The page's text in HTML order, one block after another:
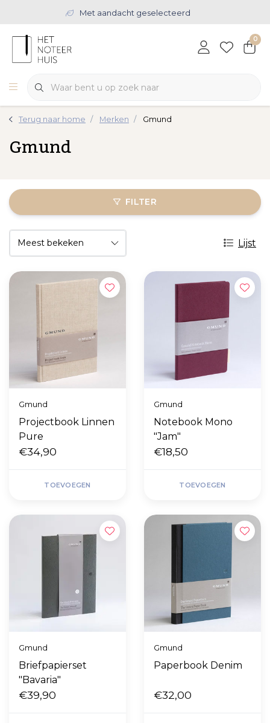
Met aandacht geselecteerd
0
Terug naar home Merken Gmund
Gmund
FILTER
Lijst
Gmund
Projectbook Linnen
Pure
€34,90
TOEVOEGEN
Gmund
Notebook Mono
"Jam"
€18,50
TOEVOEGEN
Gmund
Briefpapierset
"Bavaria"
€39,90
Gmund
Paperbook Denim
€32,00